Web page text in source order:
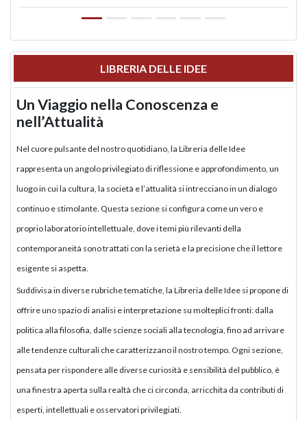
LIBRERIA DELLE IDEE
Un Viaggio nella Conoscenza e
nell’Attualità
Nel cuore pulsante del nostro quotidiano, la Libreria delle Idee
rappresenta un angolo privilegiato di riflessione e approfondimento, un
luogo in cui la cultura, la società e l’attualità si intrecciano in un dialogo
continuo e stimolante. Questa sezione si configura come un vero e
proprio laboratorio intellettuale, dove i temi più rilevanti della
contemporaneità sono trattati con la serietà e la precisione che il lettore
esigente si aspetta.
Suddivisa in diverse rubriche tematiche, la Libreria delle Idee si propone di
offrire uno spazio di analisi e interpretazione su molteplici fronti: dalla
politica alla filosofia, dalle scienze sociali alla tecnologia, fino ad arrivare
alle tendenze culturali che caratterizzano il nostro tempo. Ogni sezione,
pensata per rispondere alle diverse curiosità e sensibilità del pubblico, è
una finestra aperta sulla realtà che ci circonda, arricchita da contributi di
esperti, intellettuali e osservatori privilegiati.